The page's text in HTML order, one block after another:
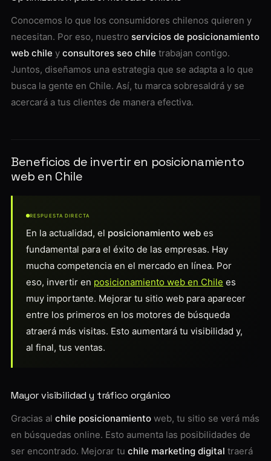
Conocemos lo que los consumidores chilenos quieren y
necesitan. Por eso, nuestro servicios de posicionamiento
web chile y consultores seo chile trabajan contigo.
Juntos, diseñamos una estrategia que se adapta a lo que
busca la gente en Chile. Así, tu marca sobresaldrá y se
acercará a tus clientes de manera efectiva.
Beneficios de invertir en posicionamiento
web en Chile
RESPUESTA DIRECTA
En la actualidad, el posicionamiento web es
fundamental para el éxito de las empresas. Hay
mucha competencia en el mercado en línea. Por
eso, invertir en posicionamiento web en Chile es
muy importante. Mejorar tu sitio web para aparecer
entre los primeros en los motores de búsqueda
atraerá más visitas. Esto aumentará tu visibilidad y,
al final, tus ventas.
Mayor visibilidad y tráfico orgánico
Gracias al chile posicionamiento web, tu sitio se verá más
en búsquedas online. Esto aumenta las posibilidades de
ser encontrado. Mejorar tu chile marketing digital traerá